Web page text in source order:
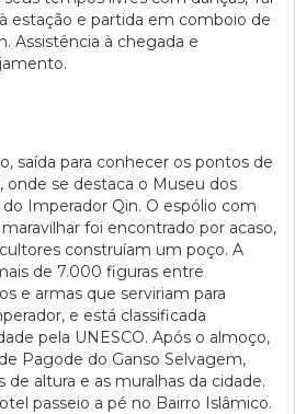
estação e partida em comboio de
Assistência à chegada e
saída para conhecer os pontos de
onde se destaca o Museu dos
Imperador Qin. O espólio com
foi encontrado por acaso,
construíam um poço. A
de 7.000 figuras entre
e armas que serviriam para
e está classificada
pela UNESCO. Após o almoço,
Pagode do Ganso Selvagem,
altura e as muralhas da cidade.
passeio a pé no Bairro Islâmico.